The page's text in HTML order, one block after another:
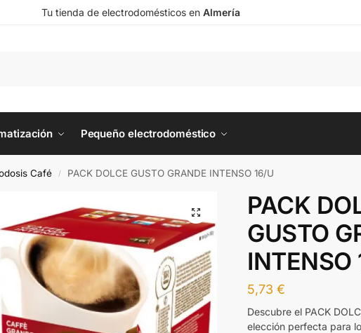
Tu tienda de electrodomésticos en Almería
Pequeño electrodoméstico
Café / PACK DOLCE GUSTO GRANDE INTENSO 16/U
PACK
GUSTO
INTENSO
5,73€
Descubre el PACK
elección perfecta para